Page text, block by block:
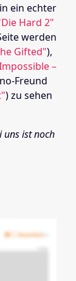
ein echter
Hard 2"
werden
Gifted"),
–
Freund
) zu sehen
uns ist noch